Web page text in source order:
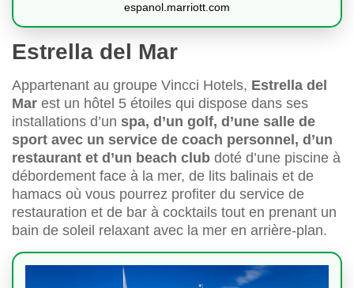
espanol.marriott.com
Estrella del Mar
Appartenant au groupe Vincci Hotels, Estrella del
Mar est un hôtel 5 étoiles qui dispose dans ses
installations d’un spa, d’un golf, d’une salle de
sport avec un service de coach personnel, d’un
restaurant et d’un beach club doté d’une piscine à
débordement face à la mer, de lits balinais et de
hamacs où vous pourrez profiter du service de
restauration et de bar à cocktails tout en prenant un
bain de soleil relaxant avec la mer en arrière-plan.